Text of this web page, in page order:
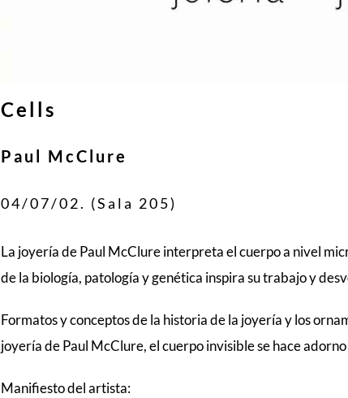
Cells
Paul McClure
04/07/02. (Sala 205)
La joyería de Paul McClure interpreta el cuerpo a nivel
de la biología, patología y genética inspira su trabajo y
Formatos y conceptos de la historia de la joyería y los
joyería de Paul McClure, el cuerpo invisible se hace
Manifiesto del artista: